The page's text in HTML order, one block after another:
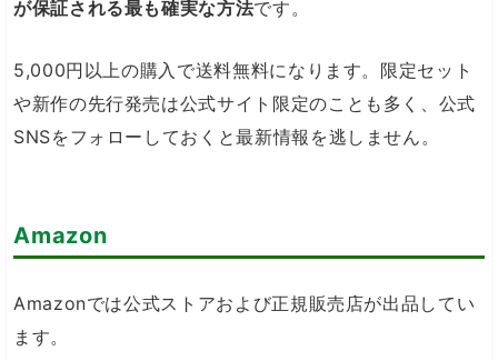
が保証される最も確実な方法です。
5,000円以上の購入で送料無料になります。限定セット
や新作の先行発売は公式サイト限定のことも多く、公式
SNSをフォローしておくと最新情報を逃しません。
Amazon
Amazonでは公式ストアおよび正規販売店が出品してい
ます。